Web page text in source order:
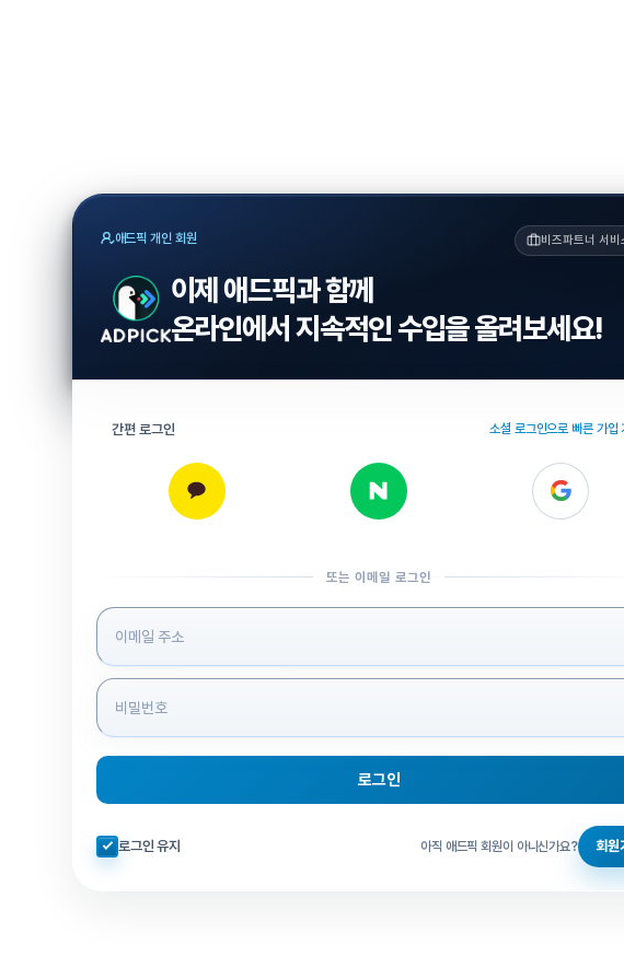
애드픽 개인 회원 비즈파트너 서비
이제 애드픽과 함께
온라인에서 지속적인 수입을 올려보세요!
간편 로그인 소셜 로그인으로 빠른 가입
또는 이메일 로그인
로그인 정보 입력
로그인
자동로그인 체크
로그인 유지 아직 애드픽 회원이 아니신가요? 회원